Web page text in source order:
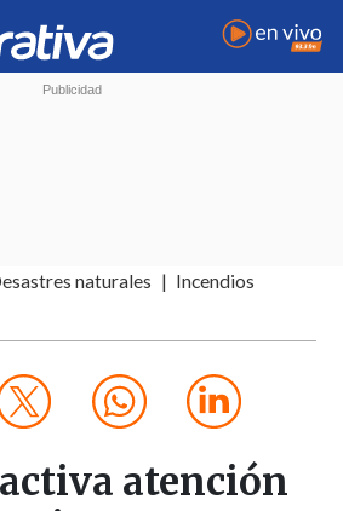
naturales
Incendios
atención